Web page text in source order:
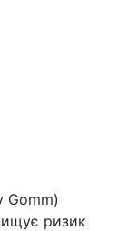
Gomm)
ризик